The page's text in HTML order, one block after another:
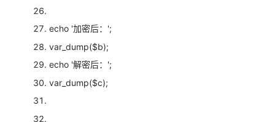
echo '加密后：';
var_dump($b);
echo '解密后：';
var_dump($c);